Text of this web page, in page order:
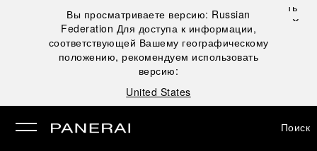
Вы просматриваете версию: Russian
Federation Для доступа к информации,
соответствующей Вашему географическому
положению, рекомендуем использовать
версию:
United States
Закрыть
✕
Поиск